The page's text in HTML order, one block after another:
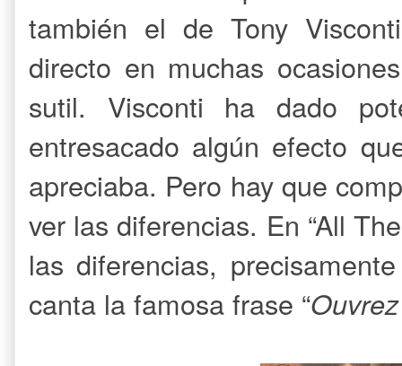
también el de Tony
directo en muchas
sutil. Visconti ha dado
entresacado algún efecto
apreciaba. Pero hay que
ver las diferencias. En “All
las diferencias,
canta la famosa frase “